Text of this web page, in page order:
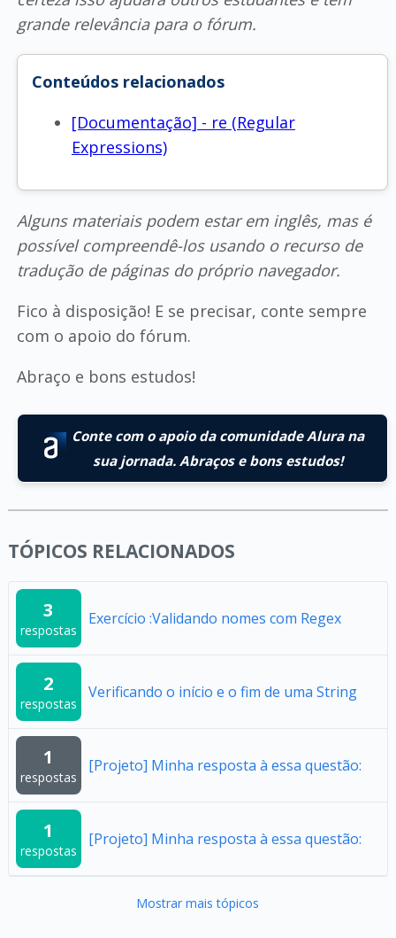
grande relevância para o fórum.
Conteúdos relacionados
[Documentação] - re (Regular
Expressions)
Alguns materiais podem estar em inglês, mas é
possível compreendê-los usando o recurso de
tradução de páginas do próprio navegador.
Fico à disposição! E se precisar, conte sempre
com o apoio do fórum.
Abraço e bons estudos!
Conte com o apoio da comunidade Alura na
sua jornada. Abraços e bons estudos!
TÓPICOS RELACIONADOS
3
respostas
Exercício :Validando nomes com Regex
2
respostas
Verificando o início e o fim de uma String
1
respostas
[Projeto] Minha resposta à essa questão:
1
respostas
[Projeto] Minha resposta à essa questão:
Mostrar mais tópicos